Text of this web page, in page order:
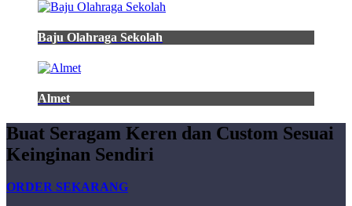
Baju Olahraga Sekolah
Almet
Buat Seragam Keren dan Custom Sesuai
Keinginan Sendiri
ORDER SEKARANG